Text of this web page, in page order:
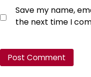
Save my name,
the next time I